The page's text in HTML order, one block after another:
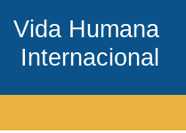
Vida Humana
Internacional